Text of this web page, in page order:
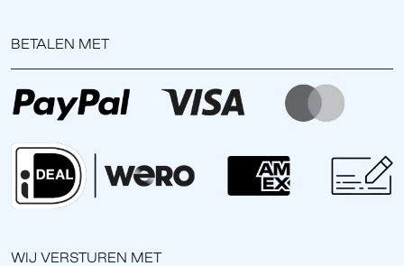
BETALEN MET
WIJ VERSTUREN MET